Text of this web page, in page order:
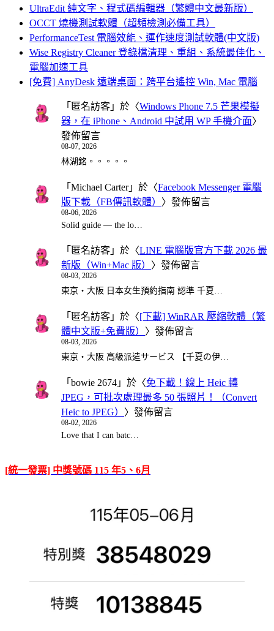
UltraEdit 純文字、程式碼編輯器（繁體中文最新版）
OCCT 燒機測試軟體（超頻檢測必備工具）
PerformanceTest 電腦效能、運作速度測試軟體(中文版)
Wise Registry Cleaner 登錄檔清理、重組、系統最佳化、
電腦加速工具
[免費] AnyDesk 遠端桌面：跨平台遙控 Win, Mac 電腦
「 匿名訪客 」於〈Windows Phone 7.5 芒果模擬
器，在 iPhone、Android 中試用 WP 手機介面〉
發佈留言
08-07, 2026
林湖銘。。。。。
「 Michael Carter」於〈Facebook Messenger 電腦
版下載（FB傳訊軟體） 〉發佈留言
08-06, 2026
Solid guide — the lo…
「 匿名訪客 」於〈LINE 電腦版官方下載 2026 最
新版（Win+Mac 版） 〉發佈留言
08-03, 2026
東京・大阪 日本女生預約指南 認準 千夏…
「 匿名訪客 」於〈[下載] WinRAR 壓縮軟體（繁
體中文版+免費版） 〉發佈留言
08-03, 2026
東京・大阪 高級派遣サービス 【千夏の伊…
「 bowie 2674 」於〈免下載！線上 Heic 轉
JPEG，可批次處理最多 50 張照片！（Convert
Heic to JPEG） 〉發佈留言
08-02, 2026
Love that I can batc…
[統一發票] 中獎號碼 115 年5、6月